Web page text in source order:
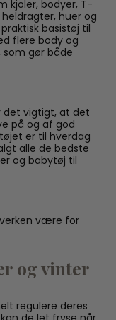
kjoler, bodyer, T-
huer og
basistøj til
flere body og
gør både
det vigtigt, at det
på og af god
er til hverdag
alle de bedste
og babytøj til
være for
og vinter
regulere deres